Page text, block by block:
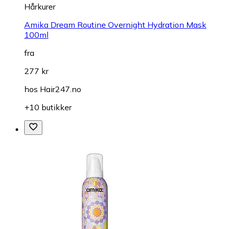
Hårkurer
Amika Dream Routine Overnight Hydration Mask
100ml
fra
277 kr
hos Hair247.no
+10 butikker